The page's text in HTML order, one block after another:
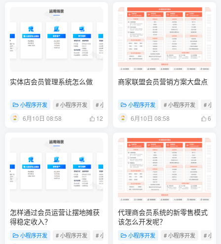
实体店会员管理系统怎么做
小程序开发 # 小程序开发 # 小程序制作 # 门店小程序
6月10日 08:58 12
商家联盟会员营销方案大盘点
小程序开发 # 小程序开发 # 小程
6月10日 08:58 6
怎样通过会员运营让摆地摊获
得稳定收入？
小程序开发 # 小程序开发 # 小程序制作 # 门店小程序
代理商会员系统的新零售模式
该怎么开发呢？
小程序开发 # 小程序开发 # 小程